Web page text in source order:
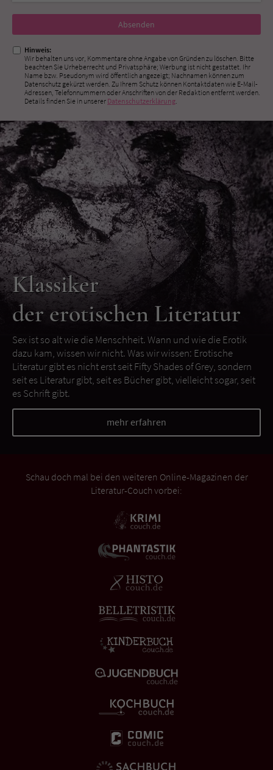
Nicht
ausfüllen!
Hinweis:
Wir behalten uns vor, Kommentare ohne Angabe von Gründen zu löschen. Bitte
beachten Sie Urheberrecht und Privatsphäre; Werbung ist nicht gestattet. Ihr
Name bzw. Pseudonym wird öffentlich angezeigt; Nachnamen können zum
Datenschutz gekürzt werden. Zu Ihrem Schutz können Kontaktdaten wie E-Mail-
Adressen, Telefonnummern oder Anschriften von der Redaktion entfernt werden.
Details finden Sie in unserer Datenschutzerklärung
Klassiker
der erotischen Literatur
Sex ist so alt wie die Menschheit. Wann und wie die Erotik
dazu kam, wissen wir nicht. Was wir wissen: Erotische
Literatur gibt es nicht erst seit Fifty Shades of Grey, sondern
seit es Literatur gibt, seit es Bücher gibt, vielleicht sogar, seit
es Schrift gibt.
mehr erfahren
Schau doch mal bei den weiteren Online-Magazinen der
Literatur-Couch vorbei: